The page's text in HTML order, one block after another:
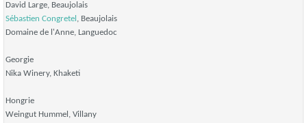
David Large, Beaujolais
Sébastien Congretel , Beaujolais
Domaine de l'Anne, Languedoc
Georgie
Nika Winery, Khaketi
Hongrie
Weingut Hummel, Villany